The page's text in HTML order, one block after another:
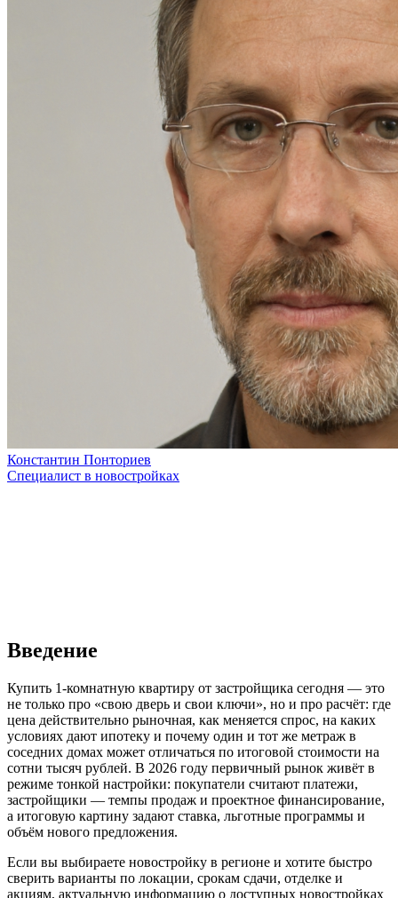
Константин Понториев
Специалист в новостройках
Введение
Купить 1-комнатную квартиру от застройщика сегодня — это
не только про «свою дверь и свои ключи», но и про расчёт: где
цена действительно рыночная, как меняется спрос, на каких
условиях дают ипотеку и почему один и тот же метраж в
соседних домах может отличаться по итоговой стоимости на
сотни тысяч рублей. В 2026 году первичный рынок живёт в
режиме тонкой настройки: покупатели считают платежи,
застройщики — темпы продаж и проектное финансирование,
а итоговую картину задают ставка, льготные программы и
объём нового предложения.
Если вы выбираете новостройку в регионе и хотите быстро
сверить варианты по локации, срокам сдачи, отделке и
акциям, актуальную информацию о доступных новостройках